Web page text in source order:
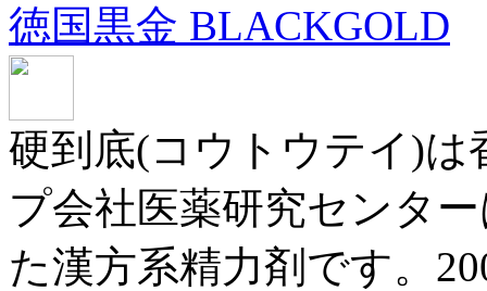
徳国黒金 BLACKGOLD
硬到底(コウトウテイ)は
プ会社医薬研究センタ
た漢方系精力剤です。